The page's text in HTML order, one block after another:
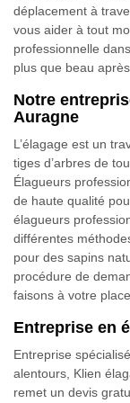
déplacement à
vous aider à tout
professionnelle
plus que beau après.
Notre
Auragne
L’élagage est un
tiges d’arbres de
Élagueurs
de haute qualité
élagueurs
différentes
pour des sapins
procédure de
faisons à votre
Entreprise en
Entreprise
alentours, Klien
remet un devis